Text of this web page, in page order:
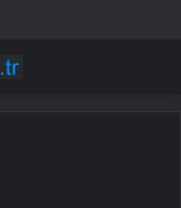
pes dedirtti